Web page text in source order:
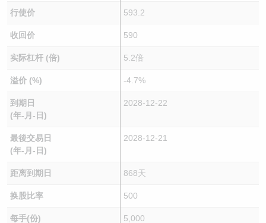
行使价 593.2
收回价 590
实际杠杆 (倍) 5.2倍
溢价 (%) -4.7%
到期日
(年-月-日)
2028-12-22
最後交易日
(年-月-日)
2028-12-21
距离到期日 868天
换股比率 500
每手(份) 5,000